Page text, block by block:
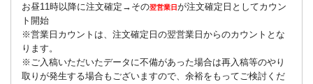
お昼11時以降に注文確定→その翌営業日が注文確定日としてカウン
ト開始
※営業日カウントは、注文確定日の翌営業日からのカウントとな
ります。
※ご入稿いただいたデータに不備があった場合は再入稿等のやり
取りが発生する場合もございますので、余裕をもってご検討くだ